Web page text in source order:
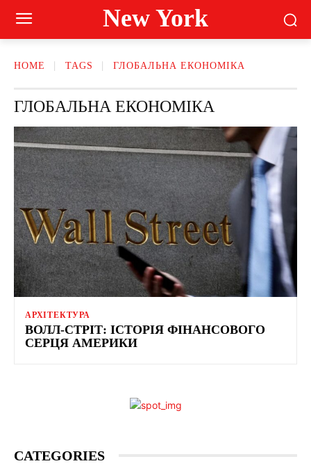
New York
HOME TAGS ГЛОБАЛЬНА ЕКОНОМІКА
ГЛОБАЛЬНА ЕКОНОМІКА
АРХІТЕКТУРА
ВОЛЛ-СТРІТ: ІСТОРІЯ ФІНАНСОВОГО
СЕРЦЯ АМЕРИКИ
CATEGORIES